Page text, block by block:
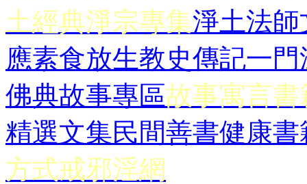
土經典淨宗專集淨土法師
應素食放生教史傳記一門
佛典故事專區故事寓言書
精選文集民間善書健康書
方式戒邪淫網